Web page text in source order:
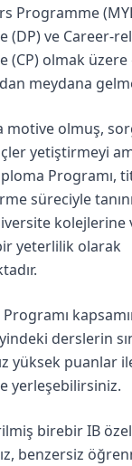
Programme
(DP) ve Career-
(CP) olmak
meydana
motive olmuş,
yetiştirmeyi
Programı,
süreciyle
kolejlerine
yeterlilik olarak
derslerin
yüksek puanlar
yerleşebilirsiniz.
birebir IB
benzersiz